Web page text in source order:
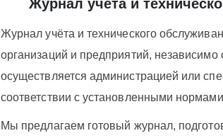
Журнал учёта и
Журнал учёта и технического
организаций и предприятий,
осуществляется администрацией или
соответствии с установленными
Мы предлагаем готовый журнал,